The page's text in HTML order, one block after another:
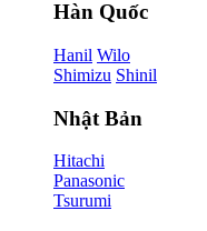
Hàn Quốc
Hanil Wilo
Shimizu Shinil
Nhật Bản
Hitachi
Panasonic
Tsurumi